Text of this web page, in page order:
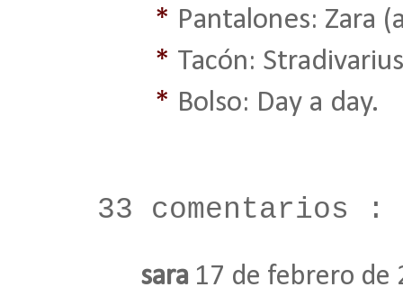
* Pantalones: Zara
* Tacón:
* Bolso: Day a day.
33 comentarios :
sara 17 de febrero de